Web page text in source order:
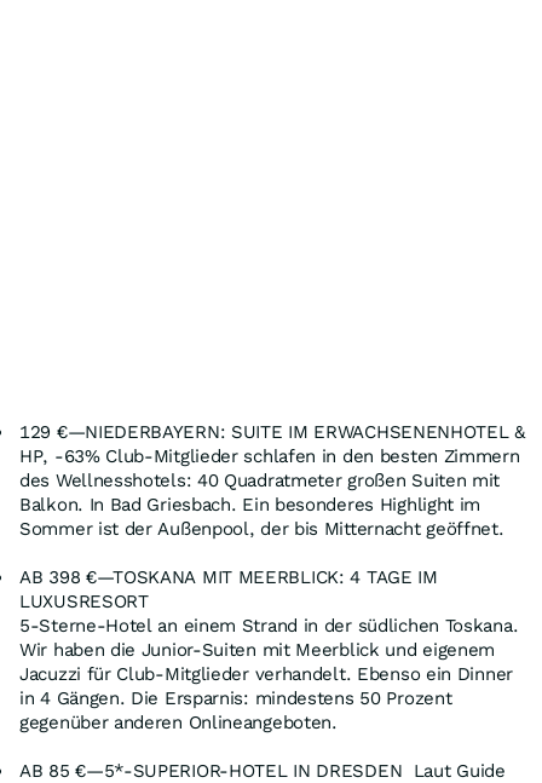
129 €—NIEDERBAYERN: SUITE IM ERWACHSENENHOTEL &
HP, -63% Club-Mitglieder schlafen in den besten Zimmern
des Wellnesshotels: 40 Quadratmeter großen Suiten mit
Balkon. In Bad Griesbach. Ein besonderes Highlight im
Sommer ist der Außenpool, der bis Mitternacht geöffnet.
AB 398 €—TOSKANA MIT MEERBLICK: 4 TAGE IM
LUXUSRESORT
5-Sterne-Hotel an einem Strand in der südlichen Toskana.
Wir haben die Junior-Suiten mit Meerblick und eigenem
Jacuzzi für Club-Mitglieder verhandelt. Ebenso ein Dinner
in 4 Gängen. Die Ersparnis: mindestens 50 Prozent
gegenüber anderen Onlineangeboten.
AB 85 €—5*-SUPERIOR-HOTEL IN DRESDEN Laut Guide